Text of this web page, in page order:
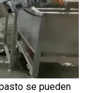
se pueden